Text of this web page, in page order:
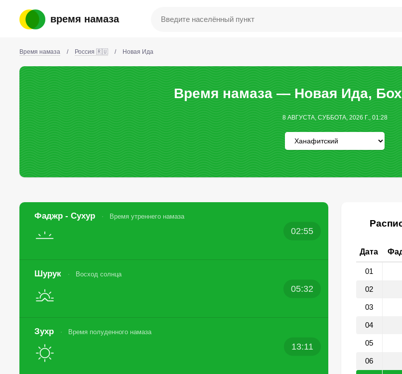
время намаза
Время намаза / Россия 🇷🇺 / Новая Ида
Время намаза — Новая Ида,
8 АВГУСТА, СУББОТА, 2026 Г., 01:28
Фаджр - Сухур Время утреннего намаза
02:55
Шурук Восход солнца
05:32
Зухр Время полуденного намаза
13:11
Дата
01
02
03
04
05
06